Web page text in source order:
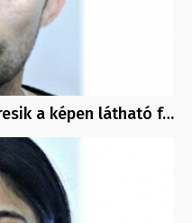
a képen látható f…